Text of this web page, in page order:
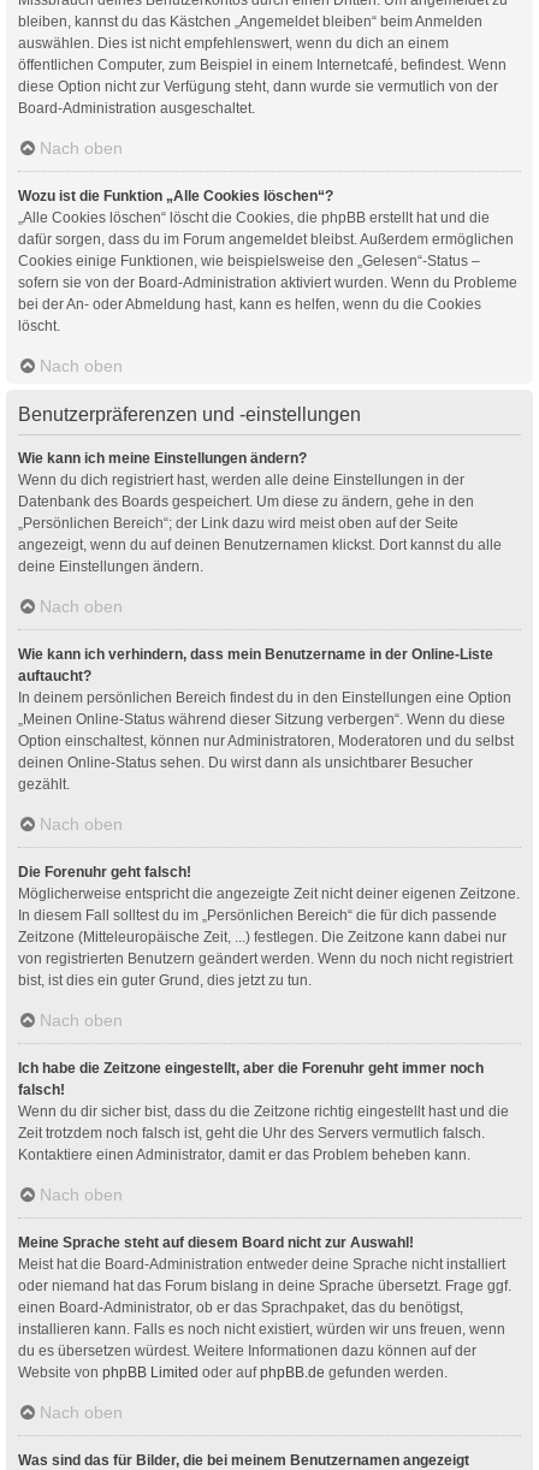
bleiben, kannst du das Kästchen „Angemeldet bleiben“ beim Anmelden
auswählen. Dies ist nicht empfehlenswert, wenn du dich an einem
öffentlichen Computer, zum Beispiel in einem Internetcafé, befindest. Wenn
diese Option nicht zur Verfügung steht, dann wurde sie vermutlich von der
Board-Administration ausgeschaltet.
Nach oben
Wozu ist die Funktion „Alle Cookies löschen“?
„Alle Cookies löschen“ löscht die Cookies, die phpBB erstellt hat und die
dafür sorgen, dass du im Forum angemeldet bleibst. Außerdem ermöglichen
Cookies einige Funktionen, wie beispielsweise den „Gelesen“-Status –
sofern sie von der Board-Administration aktiviert wurden. Wenn du Probleme
bei der An- oder Abmeldung hast, kann es helfen, wenn du die Cookies
löscht.
Nach oben
Benutzerpräferenzen und -einstellungen
Wie kann ich meine Einstellungen ändern?
Wenn du dich registriert hast, werden alle deine Einstellungen in der
Datenbank des Boards gespeichert. Um diese zu ändern, gehe in den
„Persönlichen Bereich“; der Link dazu wird meist oben auf der Seite
angezeigt, wenn du auf deinen Benutzernamen klickst. Dort kannst du alle
deine Einstellungen ändern.
Nach oben
Wie kann ich verhindern, dass mein Benutzername in der Online-Liste
auftaucht?
In deinem persönlichen Bereich findest du in den Einstellungen eine Option
„Meinen Online-Status während dieser Sitzung verbergen“. Wenn du diese
Option einschaltest, können nur Administratoren, Moderatoren und du selbst
deinen Online-Status sehen. Du wirst dann als unsichtbarer Besucher
gezählt.
Nach oben
Die Forenuhr geht falsch!
Möglicherweise entspricht die angezeigte Zeit nicht deiner eigenen Zeitzone.
In diesem Fall solltest du im „Persönlichen Bereich“ die für dich passende
Zeitzone (Mitteleuropäische Zeit, ...) festlegen. Die Zeitzone kann dabei nur
von registrierten Benutzern geändert werden. Wenn du noch nicht registriert
bist, ist dies ein guter Grund, dies jetzt zu tun.
Nach oben
Ich habe die Zeitzone eingestellt, aber die Forenuhr geht immer noch
falsch!
Wenn du dir sicher bist, dass du die Zeitzone richtig eingestellt hast und die
Zeit trotzdem noch falsch ist, geht die Uhr des Servers vermutlich falsch.
Kontaktiere einen Administrator, damit er das Problem beheben kann.
Nach oben
Meine Sprache steht auf diesem Board nicht zur Auswahl!
Meist hat die Board-Administration entweder deine Sprache nicht installiert
oder niemand hat das Forum bislang in deine Sprache übersetzt. Frage ggf.
einen Board-Administrator, ob er das Sprachpaket, das du benötigst,
installieren kann. Falls es noch nicht existiert, würden wir uns freuen, wenn
du es übersetzen würdest. Weitere Informationen dazu können auf der
Website von phpBB Limited oder aufphpBB.de gefunden werden.
Nach oben
Was sind das für Bilder, die bei meinem Benutzernamen angezeigt